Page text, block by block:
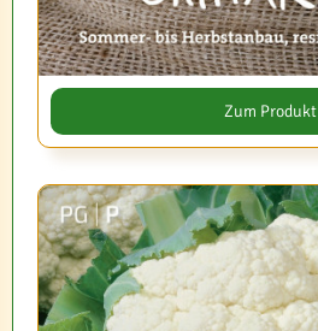
Zum Produkt